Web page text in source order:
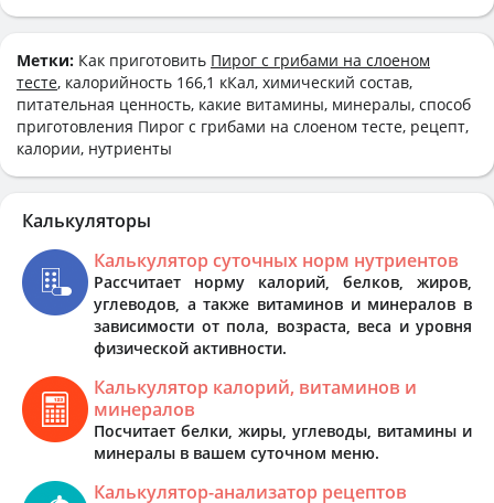
Метки: Как приготовить Пирог с грибами на слоеном
тесте, калорийность 166,1 кКал, химический состав,
питательная ценность, какие витамины, минералы, способ
приготовления Пирог с грибами на слоеном тесте, рецепт,
калории, нутриенты
Калькуляторы
Калькулятор суточных норм нутриентов
Рассчитает норму калорий, белков, жиров,
углеводов, а также витаминов и минералов в
зависимости от пола, возраста, веса и уровня
физической активности.
Калькулятор калорий, витаминов и
минералов
Посчитает белки, жиры, углеводы, витамины и
минералы в вашем суточном меню.
Калькулятор-анализатор рецептов